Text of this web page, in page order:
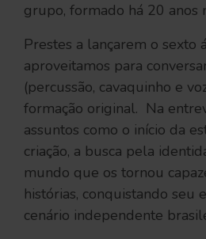
grupo, formado há 20 anos
Prestes a lançarem o sexto
aproveitamos para
(percussão, cavaquinho e
formação original. Na
assuntos como o início da
criação, a busca pela
mundo que os tornou
histórias, conquistando seu
cenário independente